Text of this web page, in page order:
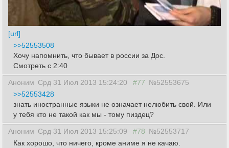
[url]
>>52553508
Хочу напомнить, что бывает в россии за Дос.
Смотреть с 2:40
Аноним Срд 31 Июл 2013 15:24:20 #77 №52553675
>>52553428
знать иностранные языки не означает нелюбить свой. Или
у тебя кто не такой как мы - тому пиздец?
Аноним Срд 31 Июл 2013 15:25:09 #78 №52553717
Как хорошо, что ничего, кроме аниме я не качаю.